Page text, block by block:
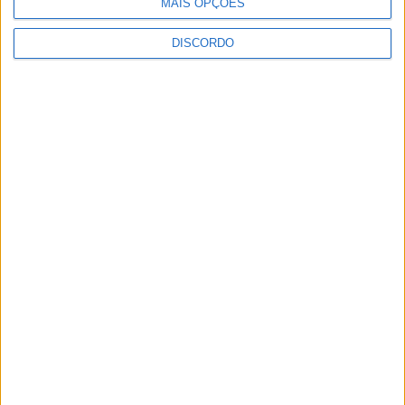
MAIS OPÇÕES
DISCORDO